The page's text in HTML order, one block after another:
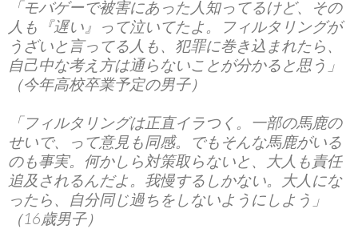
「モバゲーで被害にあった人知ってるけど、その
人も『遅い』って泣いてたよ。フィルタリングが
うざいと言ってる人も、犯罪に巻き込まれたら、
自己中な考え方は通らないことが分かると思う」
（今年高校卒業予定の男子）
「フィルタリングは正直イラつく。一部の馬鹿の
せいで、って意見も同感。でもそんな馬鹿がいる
のも事実。何かしら対策取らないと、大人も責任
追及されるんだよ。我慢するしかない。大人にな
ったら、自分同じ過ちをしないようにしよう」
（16歳男子）